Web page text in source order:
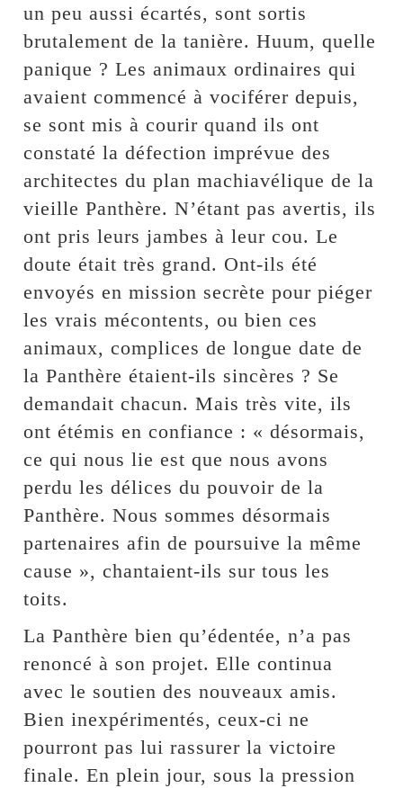
un peu aussi écartés, sont sortis
brutalement de la tanière. Huum, quelle
panique ? Les animaux ordinaires qui
avaient commencé à vociférer depuis,
se sont mis à courir quand ils ont
constaté la défection imprévue des
architectes du plan machiavélique de la
vieille Panthère. N’étant pas avertis, ils
ont pris leurs jambes à leur cou. Le
doute était très grand. Ont-ils été
envoyés en mission secrète pour piéger
les vrais mécontents, ou bien ces
animaux, complices de longue date de
la Panthère étaient-ils sincères ? Se
demandait chacun. Mais très vite, ils
ont étémis en confiance : « désormais,
ce qui nous lie est que nous avons
perdu les délices du pouvoir de la
Panthère. Nous sommes désormais
partenaires afin de poursuive la même
cause », chantaient-ils sur tous les
toits.
La Panthère bien qu’édentée, n’a pas
renoncé à son projet. Elle continua
avec le soutien des nouveaux amis.
Bien inexpérimentés, ceux-ci ne
pourront pas lui rassurer la victoire
finale. En plein jour, sous la pression